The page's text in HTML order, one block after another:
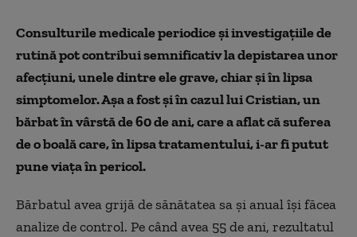
Consulturile medicale periodice și investigațiile de
rutină pot contribui semnificativ la depistarea unor
afecțiuni, unele dintre ele grave, chiar și în lipsa
simptomelor. Așa a fost și în cazul lui Cristian, un
bărbat în vârstă de 60 de ani, care a aflat că suferea
de o boală care, în lipsa tratamentului, i-ar fi putut
pune viața în pericol.
Bărbatul avea grijă de sănătatea sa și anual își făcea
analize de control. Pe când avea 55 de ani, rezultatul